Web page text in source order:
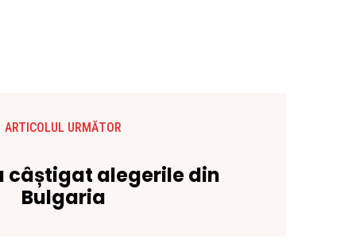
ARTICOLUL URMĂTOR
câștigat alegerile din
Bulgaria